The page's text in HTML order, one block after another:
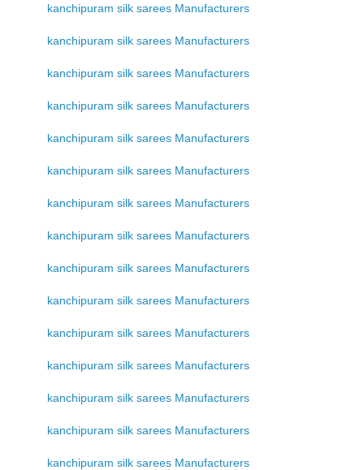
kanchipuram silk sarees Manufacturers
kanchipuram silk sarees Manufacturers
kanchipuram silk sarees Manufacturers
kanchipuram silk sarees Manufacturers
kanchipuram silk sarees Manufacturers
kanchipuram silk sarees Manufacturers
kanchipuram silk sarees Manufacturers
kanchipuram silk sarees Manufacturers
kanchipuram silk sarees Manufacturers
kanchipuram silk sarees Manufacturers
kanchipuram silk sarees Manufacturers
kanchipuram silk sarees Manufacturers
kanchipuram silk sarees Manufacturers
kanchipuram silk sarees Manufacturers
kanchipuram silk sarees Manufacturers